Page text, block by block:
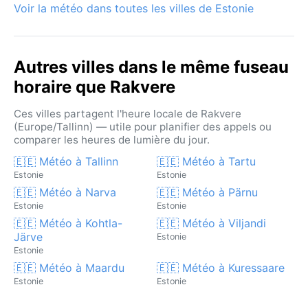
Voir la météo dans toutes les villes de Estonie
Autres villes dans le même fuseau
horaire que Rakvere
Ces villes partagent l'heure locale de Rakvere
(Europe/Tallinn) — utile pour planifier des appels ou
comparer les heures de lumière du jour.
🇪🇪 Météo à Tallinn
Estonie
🇪🇪 Météo à Tartu
Estonie
🇪🇪 Météo à Narva
Estonie
🇪🇪 Météo à Pärnu
Estonie
🇪🇪 Météo à Kohtla-
Järve
Estonie
🇪🇪 Météo à Viljandi
Estonie
🇪🇪 Météo à Maardu
Estonie
🇪🇪 Météo à Kuressaare
Estonie